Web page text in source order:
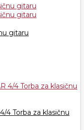
gitaru
4 Torba za klasičnu